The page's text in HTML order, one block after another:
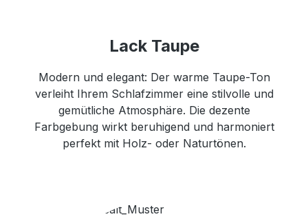
Lack Taupe
Modern und elegant: Der warme Taupe-Ton
verleiht Ihrem Schlafzimmer eine stilvolle und
gemütliche Atmosphäre. Die dezente
Farbgebung wirkt beruhigend und harmoniert
perfekt mit Holz- oder Naturtönen.